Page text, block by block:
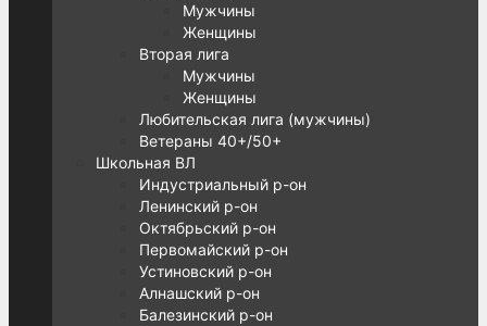
Мужчины
Женщины
Вторая лига
Мужчины
Женщины
Любительская лига (мужчины)
Ветераны 40+/50+
Школьная ВЛ
Индустриальный р-он
Ленинский р-он
Октябрьский р-он
Первомайский р-он
Устиновский р-он
Алнашский р-он
Балезинский р-он